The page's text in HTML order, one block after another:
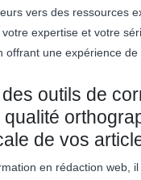
vers des ressources
expertise et votre
offrant une expérience
outils de
qualité
de vos
en rédaction web,